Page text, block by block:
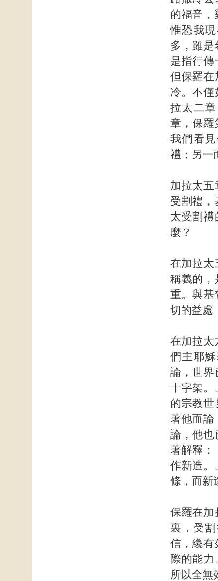
的福音，
惟恐我
多，雖
是指行傳
但保羅在
冷。不僅
拉太二
章，保羅
我們看
禮；另一
加拉太五
受割禮，
太受割禮
麼？
在加拉太
稱義的，
重。與基
切的益處
在加拉太
們主耶
論，世界
十字架。
的宗教世
著他而論
論，他也
著解釋：
作新造。
條，而新
保羅在加
裏，受
信，纔有
際的能
所以全無